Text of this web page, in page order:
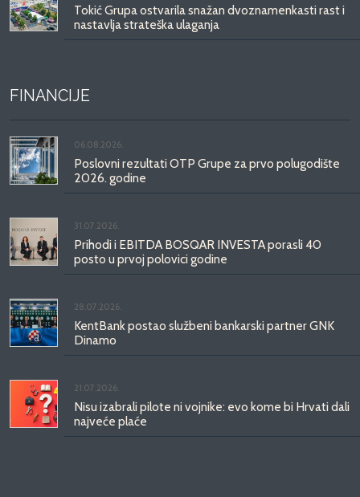
Tokić Grupa ostvarila snažan dvoznamenkasti rast i
nastavlja strateška ulaganja
FINANCIJE
06.08.2026.
Poslovni rezultati OTP Grupe za prvo polugodište
2026. godine
31.07.2026.
Prihodi i EBITDA BOSQAR INVESTA porasli 40
posto u prvoj polovici godine
28.07.2026.
KentBank postao službeni bankarski partner GNK
Dinamo
21.07.2026.
Nisu izabrali pilote ni vojnike: evo kome bi Hrvati dali
najveće plaće